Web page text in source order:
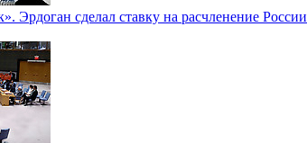
Эрдоган сделал ставку на расчленение России